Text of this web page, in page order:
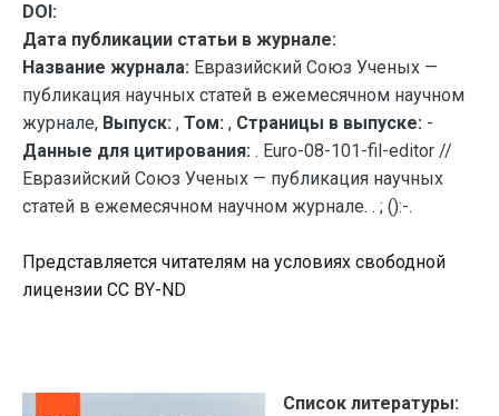
DOI:
Дата публикации статьи в журнале:
Название журнала: Евразийский Союз Ученых —
публикация научных статей в ежемесячном научном
журнале, Выпуск: , Том: , Страницы в выпуске: -
Данные для цитирования: . Euro-08-101-fil-editor //
Евразийский Союз Ученых — публикация научных
статей в ежемесячном научном журнале. . ; ():-.
Представляется читателям на условиях свободной
лицензии CC BY-ND
Список литературы: